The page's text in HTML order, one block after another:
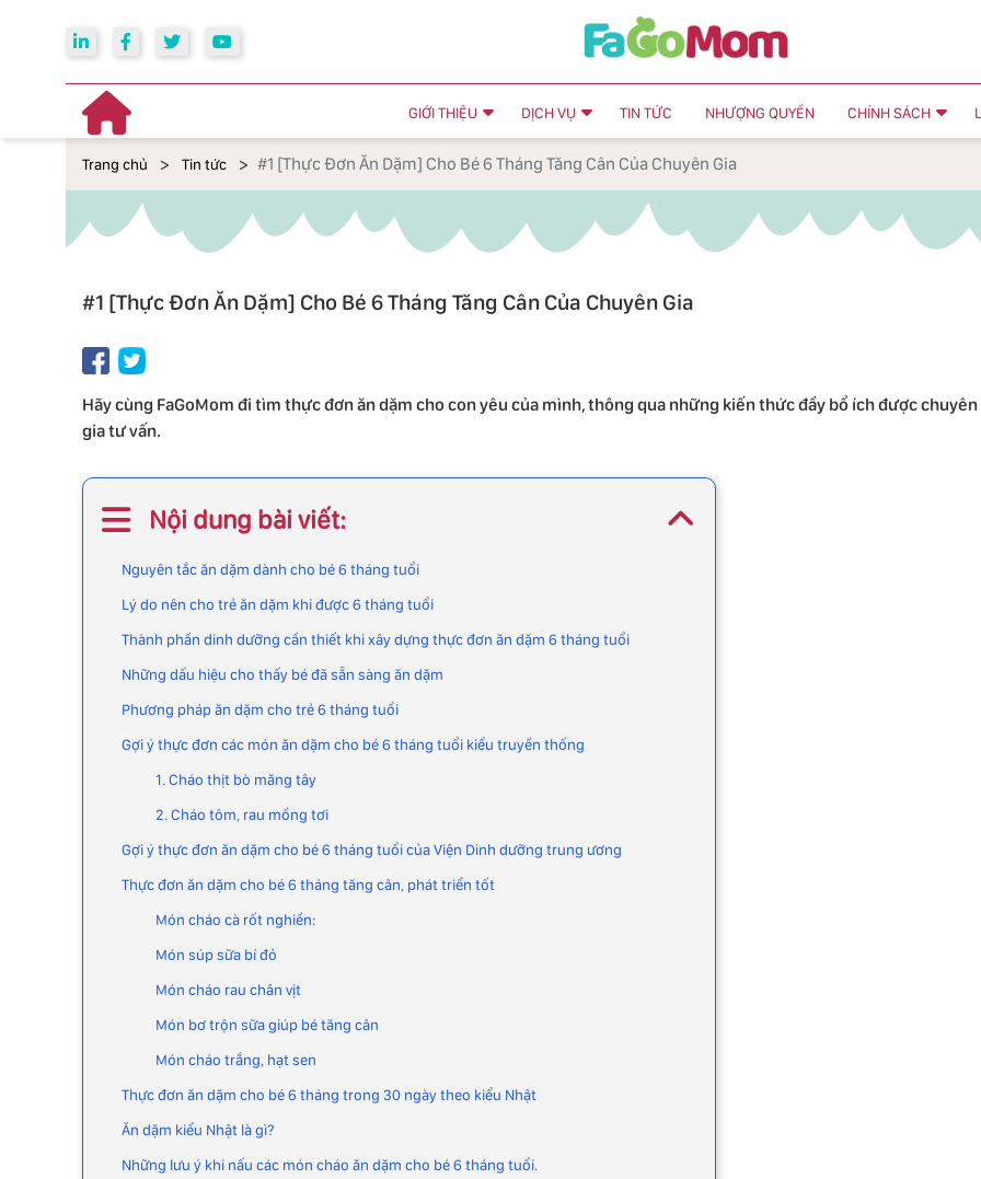
GIỚI THIỆU DỊCH VỤ TIN TỨC NHƯỢNG QUYỀN CHÍNH SÁCH
Trang chủ Tin tức #1 [Thực Đơn Ăn Dặm] Cho Bé 6 Tháng Tăng Cân Của Chuyên Gia
#1 [Thực Đơn Ăn Dặm] Cho Bé 6 Tháng Tăng Cân Của Chuyên Gia
Hãy cùng FaGoMom đi tìm thực đơn ăn dặm cho con yêu của mình, thông qua những kiến thức đầy bổ ích được chuyên
gia tư vấn.
Nội dung bài viết:
Nguyên tắc ăn dặm dành cho bé 6 tháng tuổi
Lý do nên cho trẻ ăn dặm khi được 6 tháng tuổi
Thành phần dinh dưỡng cần thiết khi xây dựng thực đơn ăn dặm 6 tháng tuổi
Những dấu hiệu cho thấy bé đã sẵn sàng ăn dặm
Phương pháp ăn dặm cho trẻ 6 tháng tuổi
Gợi ý thực đơn các món ăn dặm cho bé 6 tháng tuổi kiểu truyền thống
1. Cháo thịt bò măng tây
2. Cháo tôm, rau mồng tơi
Gợi ý thực đơn ăn dặm cho bé 6 tháng tuổi của Viện Dinh dưỡng trung ương
Thực đơn ăn dặm cho bé 6 tháng tăng cân, phát triển tốt
Món cháo cà rốt nghiền:
Món súp sữa bí đỏ
Món cháo rau chân vịt
Món bơ trộn sữa giúp bé tăng cân
Món cháo trắng, hạt sen
Thực đơn ăn dặm cho bé 6 tháng trong 30 ngày theo kiểu Nhật
Ăn dặm kiểu Nhật là gì?
Những lưu ý khi nấu các món cháo ăn dặm cho bé 6 tháng tuổi.